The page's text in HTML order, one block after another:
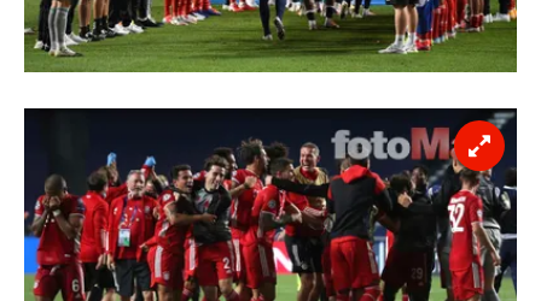
6698 sayılı Kişisel Verilerin Korunması Kanunu uyarınca
hazırlanmış Aydınlatma Metnimizi okumak ve sitemizde
ilgili mevzuata uygun olarak kullanılan çerezlerle ilgili bilgi
.